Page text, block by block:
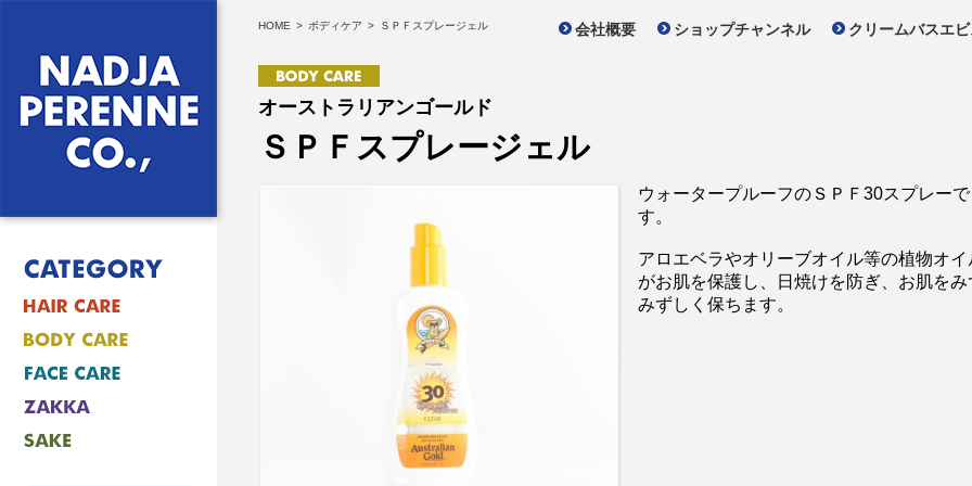
会社概要 ショップチャンネル クリームバスエビ
HOME > ボディケア > ＳＰＦスプレージェル
オーストラリアンゴールド
ＳＰＦスプレージェル
ウォータープルーフのＳＰＦ30スプレーで
す。
アロエベラやオリーブオイル等の植物オイ
がお肌を保護し、日焼けを防ぎ、お肌をみ
みずしく保ちます。